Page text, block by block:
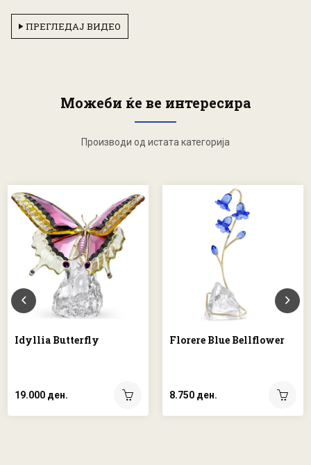
ПРЕГЛЕДАЈ ВИДЕО
Можеби ќе ве интересира
Производи од истата категорија
Idyllia Butterfly
19.000 ден.
Florere Blue Bellflower
8.750 ден.